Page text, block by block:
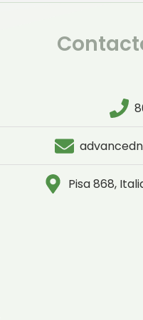
Pisa 868,